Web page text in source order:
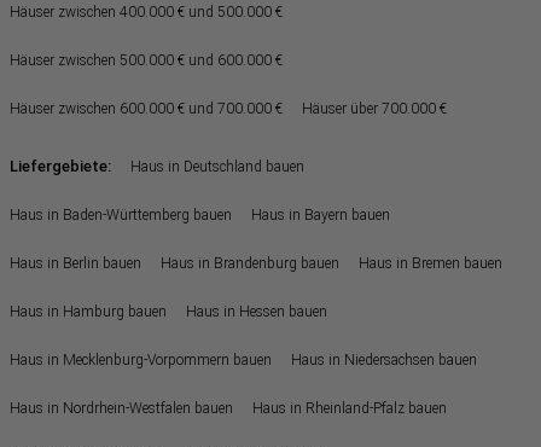
Häuser zwischen 400.000 € und 500.000 €
Häuser zwischen 500.000 € und 600.000 €
Häuser zwischen 600.000 € und 700.000 € Häuser über 700.000 €
Liefergebiete: Haus in Deutschland bauen
Haus in Baden-Württemberg bauen Haus in Bayern bauen
Haus in Berlin bauen Haus in Brandenburg bauen Haus in Bremen bauen
Haus in Hamburg bauen Haus in Hessen bauen
Haus in Mecklenburg-Vorpommern bauen Haus in Niedersachsen bauen
Haus in Nordrhein-Westfalen bauen Haus in Rheinland-Pfalz bauen